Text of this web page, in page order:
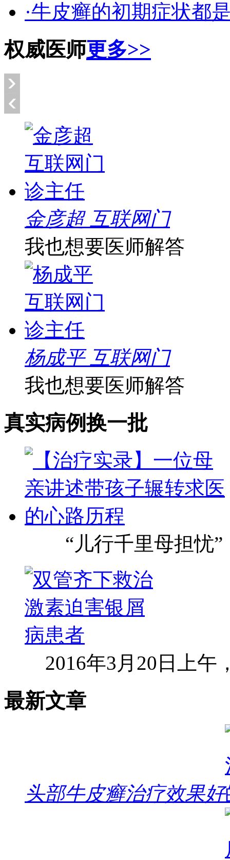
·牛皮癣的初期症状都
权威医师更多>>
金彦超 互联网门
我也想要医师解答
杨成平 互联网门
我也想要医师解答
真实病例换一批
“儿行千里母担忧”
2016年3月20日上午
最新文章
头部牛皮癣治疗效果好